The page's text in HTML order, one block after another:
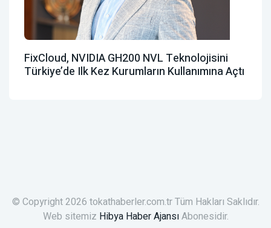
FixCloud, NVIDIA GH200 NVL Teknolojisini
Türkiye’de Ilk Kez Kurumların Kullanımına Açtı
© Copyright 2026 tokathaberler.com.tr Tüm Hakları Saklıdır.
Web sitemiz Hibya Haber AjansıAbonesidir.